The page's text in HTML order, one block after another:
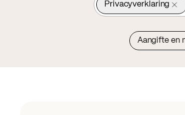
Privacyverklaring
Aangifte en